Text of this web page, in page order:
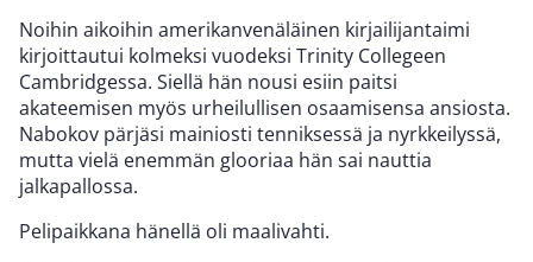
Noihin aikoihin amerikanvenäläinen kirjailijantaimi
kirjoittautui kolmeksi vuodeksi Trinity Collegeen
Cambridgessa. Siellä hän nousi esiin paitsi
akateemisen myös urheilullisen osaamisensa ansiosta.
Nabokov pärjäsi mainiosti tenniksessä ja nyrkkeilyssä,
mutta vielä enemmän glooriaa hän sai nauttia
jalkapallossa.
Pelipaikkana hänellä oli maalivahti.